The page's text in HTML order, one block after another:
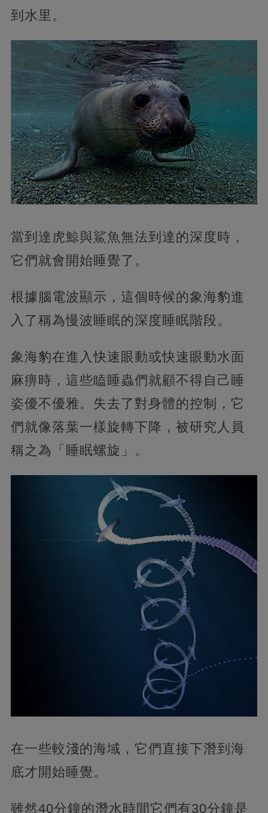
到水里。
當到達虎鯨與鯊魚無法到達的深度時，
它們就會開始睡覺了。
根據腦電波顯示，這個時候的象海豹進
入了稱為慢波睡眠的深度睡眠階段。
象海豹在進入快速眼動或快速眼動水面
麻痹時，這些瞌睡蟲們就顧不得自己睡
姿優不優雅。失去了對身體的控制，它
們就像落葉一樣旋轉下降，被研究人員
稱之為「睡眠螺旋」。
在一些較淺的海域，它們直接下潛到海
底才開始睡覺。
雖然40分鐘的潛水時間它們有30分鐘是